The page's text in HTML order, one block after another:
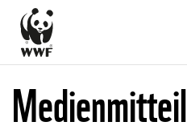
Direkt
zum
Inhalt